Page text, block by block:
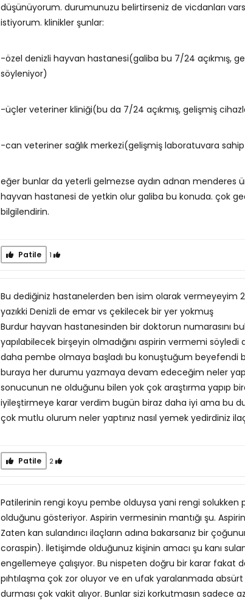
düşünüyorum. durumunuzu belirtirseniz de vicdanları
istiyorum. klinikler şunlar:
-özel denizli hayvan hastanesi(galiba bu 7/24 açıkmış,
söyleniyor)
-üçler veteriner kliniği(bu da 7/24 açıkmış, gelişmiş
-can veteriner sağlık merkezi(gelişmiş laboratuvara
eğer bunlar da yeterli gelmezse aydın adnan menderes
hayvan hastanesi de yetkin olur galiba bu konuda. çok
bilgilendirin.
Patile 1
Bu dediğiniz hastanelerden ben isim olarak vermeyeyim
yazıkki Denizli de emar vs çekilecek bir yer yokmuş
Burdur hayvan hastanesinden bir doktorun numarasını
yapılabilecek birşeyin olmadığını aspirin vermemi
daha pembe olmaya başladı bu konuştuğum beyefendi
buraya her durumu yazmaya devam edeceğim neler
sonucunun ne olduğunu bilen yok çok araştırma yapıp
iyileştirmeye karar verdim bugün biraz daha iyi ama bu
çok mutlu olurum neler yaptınız nasıl yemek yedirdiniz
Patile 2
Patilerinin rengi koyu pembe olduysa yani rengi solukken
olduğunu gösteriyor. Aspirin vermesinin mantığı şu.
Zaten kan sulandırıcı ilaçların adına bakarsanız bir
coraspin). İletişimde olduğunuz kişinin amacı şu kanı
engellemeye çalışıyor. Bu nispeten doğru bir karar fakat
pıhtılaşma çok zor oluyor ve en ufak yaralanmada
durması çok vakit alıyor. Bunlar sizi korkutmasın sadece